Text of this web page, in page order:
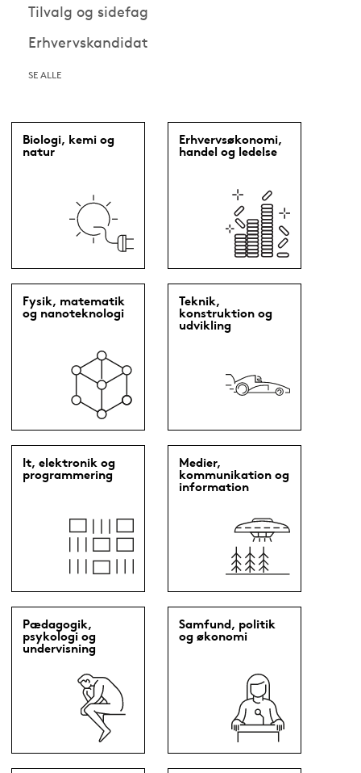
Tilvalg og sidefag
Erhvervskandidat
SE ALLE
Biologi, kemi og
natur
Erhvervsøkonomi,
handel og ledelse
Fysik, matematik
og nanoteknologi
Teknik,
konstruktion og
udvikling
It, elektronik og
programmering
Medier,
kommunikation og
information
Pædagogik,
psykologi og
undervisning
Samfund, politik
og økonomi